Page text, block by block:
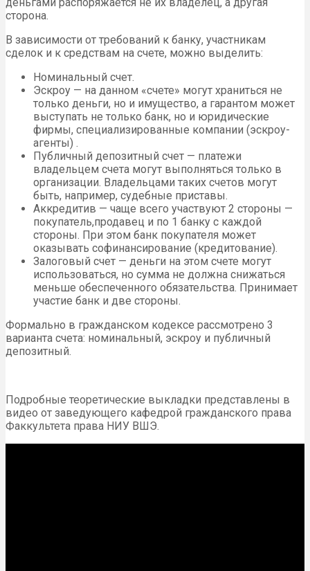
сторона.
В зависимости от требований к банку, участникам
сделок и к средствам на счете, можно выделить:
Номинальный счет.
Эскроу — на данном «счете» могут храниться не
только деньги, но и имущество, а гарантом может
выступать не только банк, но и юридические
фирмы, специализированные компании (эскроу-
агенты) .
Публичный депозитный счет — платежи
владельцем счета могут выполняться только в
организации. Владельцами таких счетов могут
быть, например, судебные приставы.
Аккредитив — чаще всего участвуют 2 стороны —
покупатель,продавец и по 1 банку с каждой
стороны. При этом банк покупателя может
оказывать софинансирование (кредитование).
Залоговый счет — деньги на этом счете могут
использоваться, но сумма не должна снижаться
меньше обеспеченного обязательства. Принимает
участие банк и две стороны.
Формально в гражданском кодексе рассмотрено 3
варианта счета: номинальный, эскроу и публичный
депозитный.
Подробные теоретические выкладки представлены в
видео от заведующего кафедрой гражданского права
Факкультета права НИУ ВШЭ.